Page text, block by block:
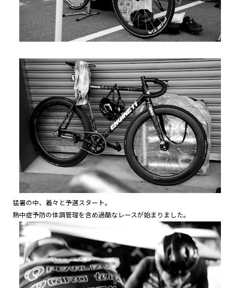
猛暑の中、着々と予選スタート。
熱中症予防の体調管理を含め過酷なレースが始まりました。